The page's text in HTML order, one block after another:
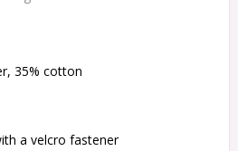
35% cotton
a velcro fastener